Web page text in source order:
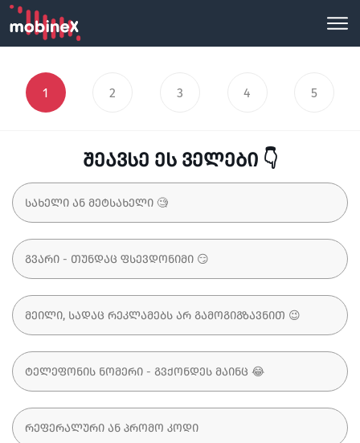
1 2 3 4 5
შეავსე ეს ველები 👇